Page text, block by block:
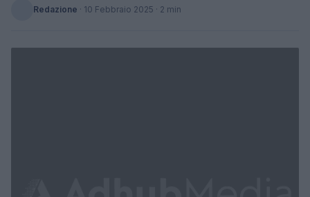
Redazione · 10 Febbraio 2025 · 2 min